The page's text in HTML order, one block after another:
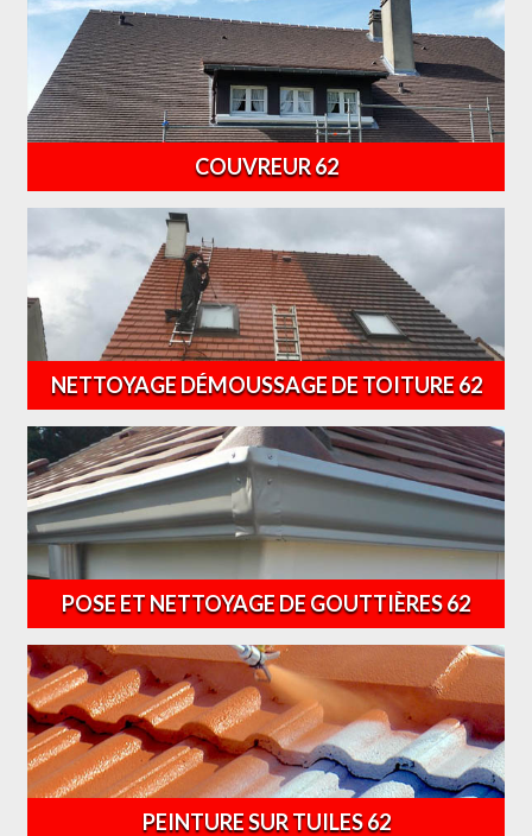
COUVREUR 62
NETTOYAGE DÉMOUSSAGE DE TOITURE 62
POSE ET NETTOYAGE DE GOUTTIÈRES 62
PEINTURE SUR TUILES 62